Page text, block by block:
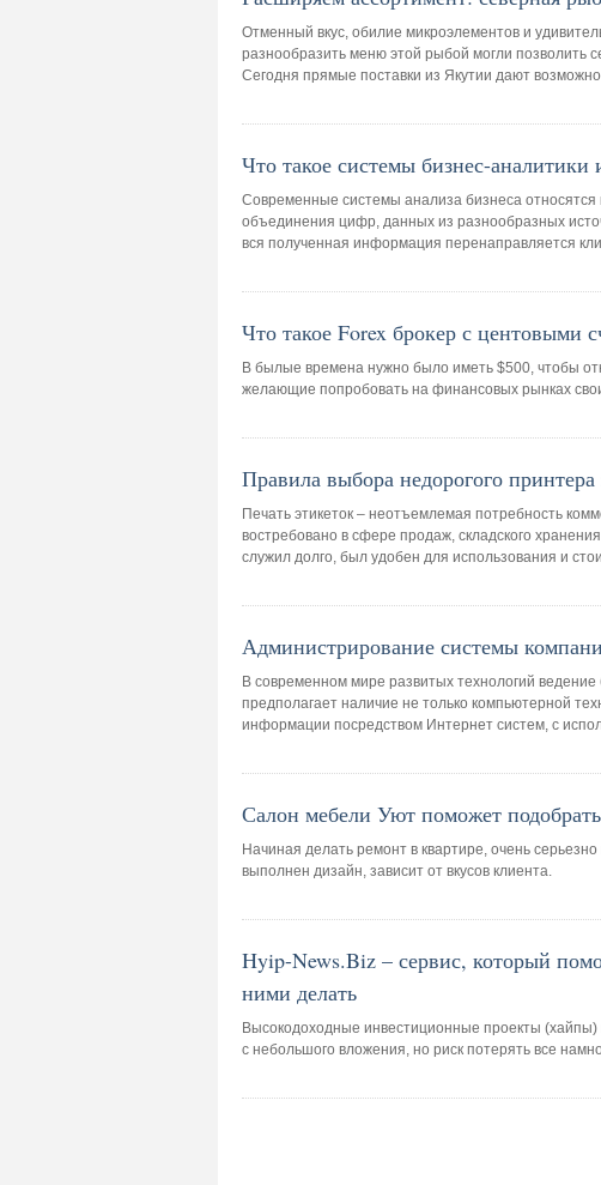
Отменный вкус, обилие микроэлементов и
разнообразить меню этой рыбой могли позволить
Сегодня прямые поставки из Якутии дают
Что такое системы бизнес-
Современные системы анализа бизнеса
объединения цифр, данных из разнообразных
вся полученная информация перенаправляется
Что такое Forex брокер с центовыми
В былые времена нужно было иметь $500, чтобы
желающие попробовать на финансовых рынках
Правила выбора недорогого принтера
Печать этикеток – неотъемлемая потребность
востребовано в сфере продаж, складского
служил долго, был удобен для использования и
Администрирование системы
В современном мире развитых технологий
предполагает наличие не только компьютерной
информации посредством Интернет систем, с
Салон мебели Уют поможет
Начиная делать ремонт в квартире, очень
выполнен дизайн, зависит от вкусов клиента.
Hyip-News.Biz – сервис, который
ними делать
Высокодоходные инвестиционные проекты
с небольшого вложения, но риск потерять все